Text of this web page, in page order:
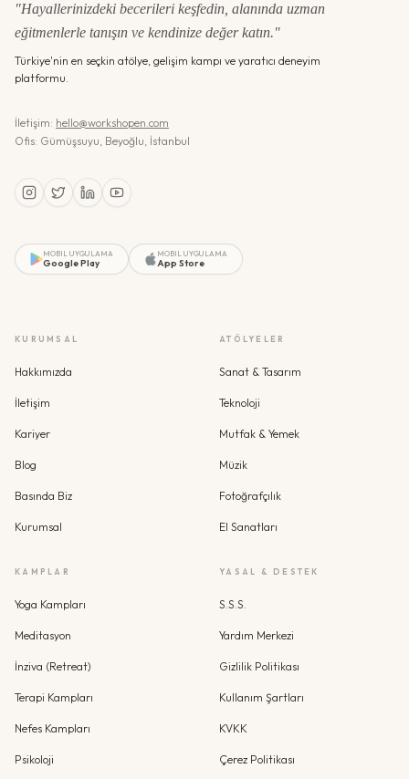
"Hayallerinizdeki becerileri keşfedin, alanında uzman
eğitmenlerle tanışın ve kendinize değer katın."
Türkiye'nin en seçkin atölye, gelişim kampı ve yaratıcı deneyim
platformu.
İletişim: hello@workshopen.com
Ofis: Gümüşsuyu, Beyoğlu, İstanbul
MOBIL UYGULAMA
Google Play
MOBIL UYGULAMA
App Store
KURUMSAL
Hakkımızda
İletişim
Kariyer
Blog
Basında Biz
Kurumsal
ATÖLYELER
Sanat & Tasarım
Teknoloji
Mutfak & Yemek
Müzik
Fotoğrafçılık
El Sanatları
KAMPLAR
Yoga Kampları
Meditasyon
İnziva (Retreat)
Terapi Kampları
Nefes Kampları
Psikoloji
YASAL & DESTEK
S.S.S.
Yardım Merkezi
Gizlilik Politikası
Kullanım Şartları
KVKK
Çerez Politikası